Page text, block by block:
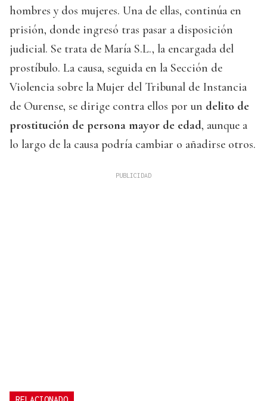
hombres y dos mujeres. Una de ellas, continúa en
prisión, donde ingresó tras pasar a disposición
judicial. Se trata de María S.L., la encargada del
prostíbulo. La causa, seguida en la Sección de
Violencia sobre la Mujer del Tribunal de Instancia
de Ourense, se dirige contra ellos por un delito de
prostitución de persona mayor de edad, aunque a
lo largo de la causa podría cambiar o añadirse otros.